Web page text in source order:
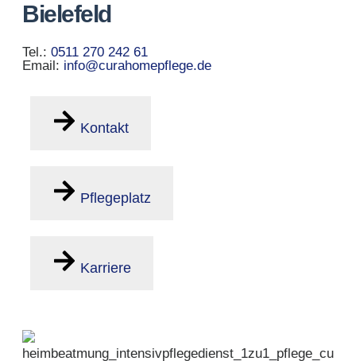
Bielefeld
Tel.: 0511 270 242 61
Email: info@curahomepflege.de
Kontakt
Pflegeplatz
Karriere